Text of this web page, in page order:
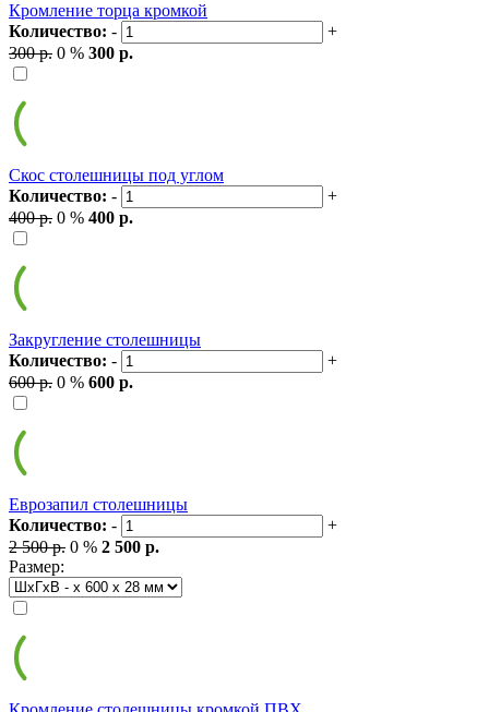
Кромление торца кромкой
Количество: -
+
300 р. 0 % 300 р.
Скос столешницы под углом
Количество: -
+
400 р. 0 % 400 р.
Закругление столешницы
Количество: -
+
600 р. 0 % 600 р.
Еврозапил столешницы
Количество: -
+
2 500 р. 0 % 2 500 р.
Размер: